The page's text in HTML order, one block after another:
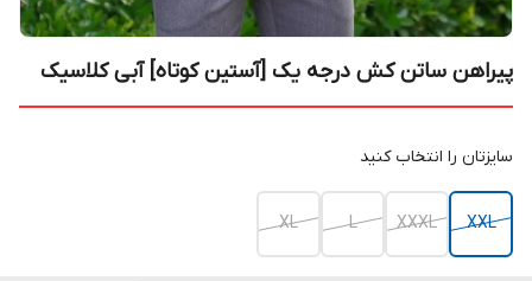
پیراهن ساتن کش درجه یک [آستین کوتاه] آبی کلاسیک
سایزتان را انتخاب کنید
XXL
XXXL
L
XL